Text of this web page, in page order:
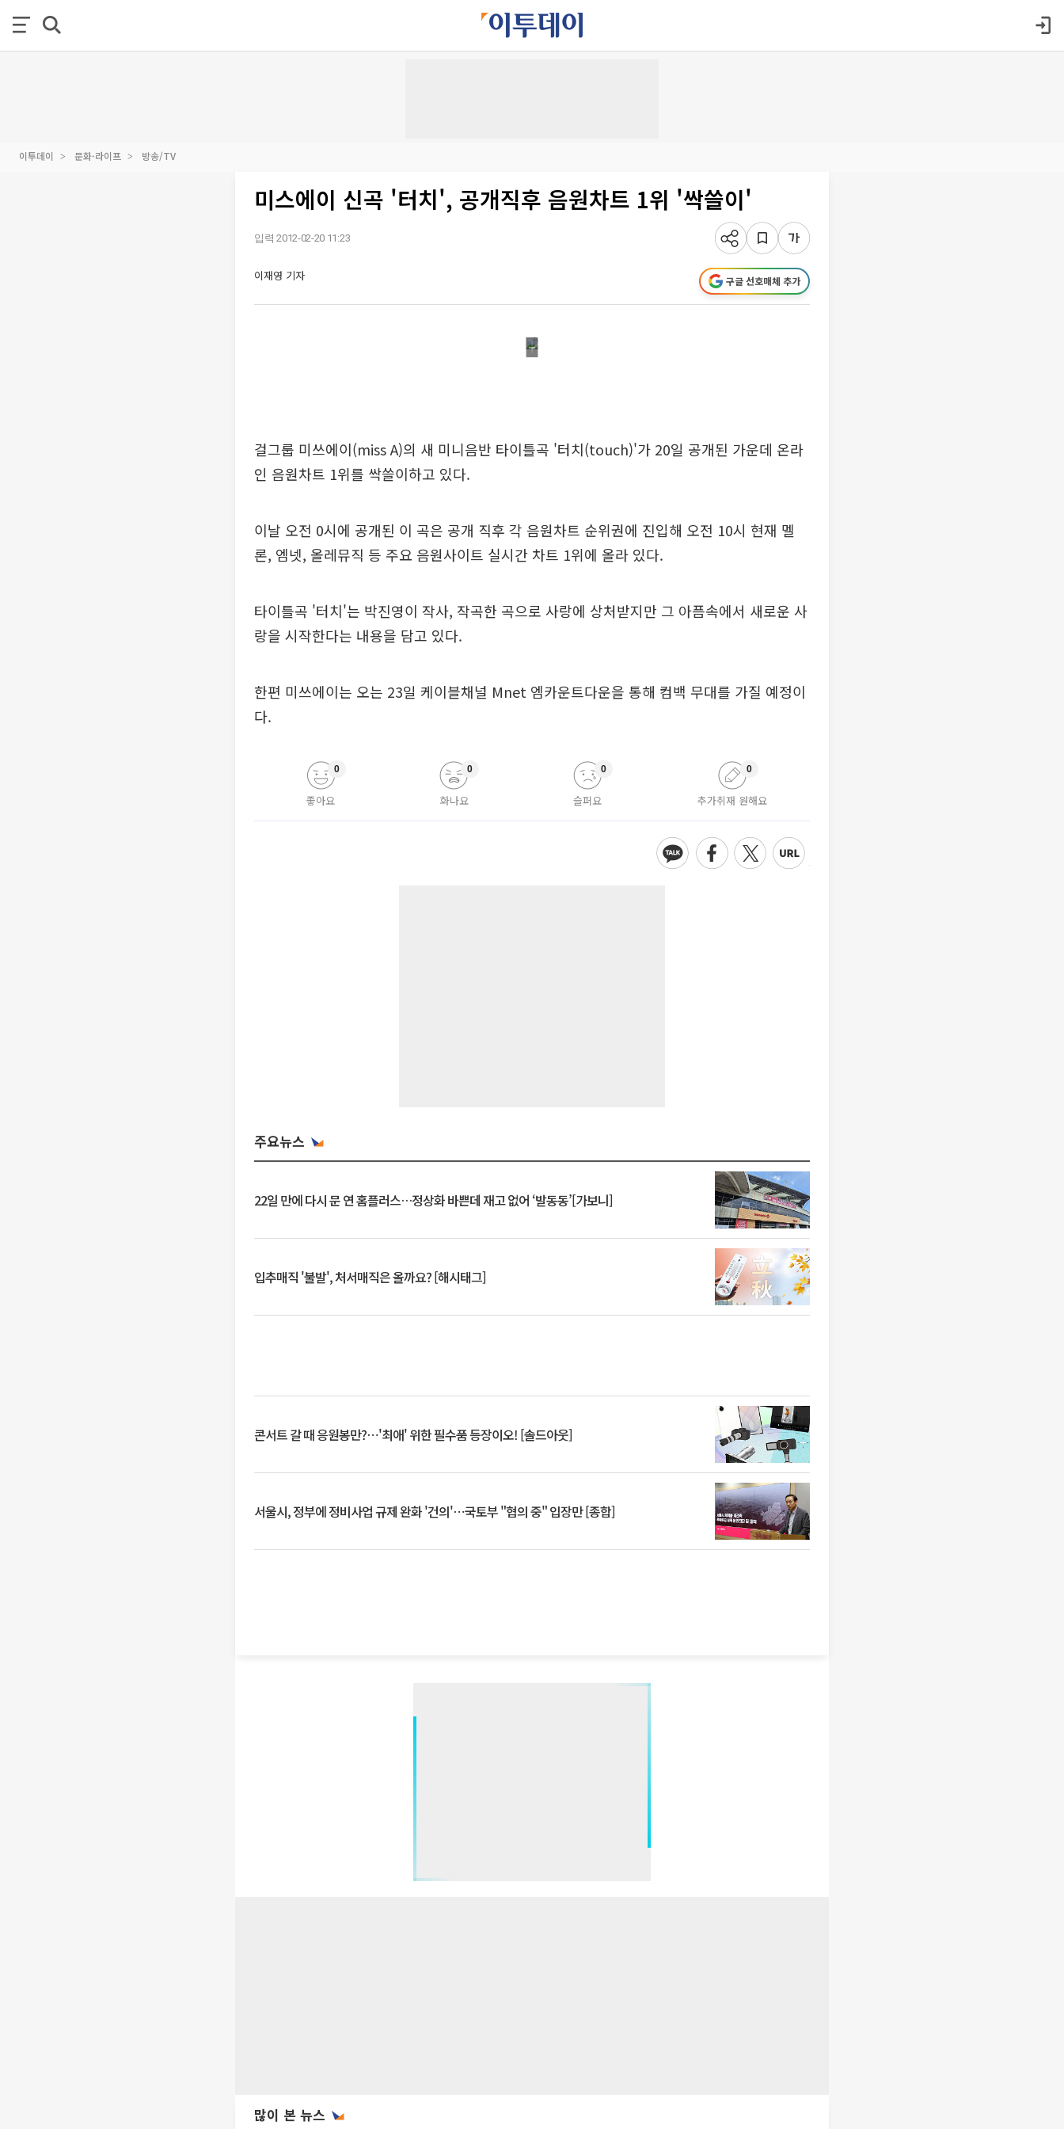
이투데이 문화·라이프 방송/TV
미스에이 신곡 '터치', 공개직후 음원차트 1위 '싹쓸이'
입력 2012-02-20 11:23
이재영 기자 구글 선호매체 추가
걸그룹 미쓰에이(miss A)의 새 미니음반 타이틀곡 '터치(touch)'가 20일 공개된 가운데 온라
인 음원차트 1위를 싹쓸이하고 있다.
이날 오전 0시에 공개된 이 곡은 공개 직후 각 음원차트 순위권에 진입해 오전 10시 현재 멜
론, 엠넷, 올레뮤직 등 주요 음원사이트 실시간 차트 1위에 올라 있다.
타이틀곡 '터치'는 박진영이 작사, 작곡한 곡으로 사랑에 상처받지만 그 아픔속에서 새로운 사
랑을 시작한다는 내용을 담고 있다.
한편 미쓰에이는 오는 23일 케이블채널 Mnet 엠카운트다운을 통해 컴백 무대를 가질 예정이
다.
좋아요
0
화나요
0
슬퍼요
0
추가취재 원해요
0
주요뉴스
22일 만에 다시 문 연 홈플러스…정상화 바쁜데 재고 없어 ‘발동동’[가보니]
입추매직 '불발', 처서매직은 올까요? [해시태그]
콘서트 갈 때 응원봉만?⋯'최애' 위한 필수품 등장이오! [솔드아웃]
서울시, 정부에 정비사업 규제 완화 '건의'⋯국토부 "협의 중" 입장만 [종합]
많이 본 뉴스